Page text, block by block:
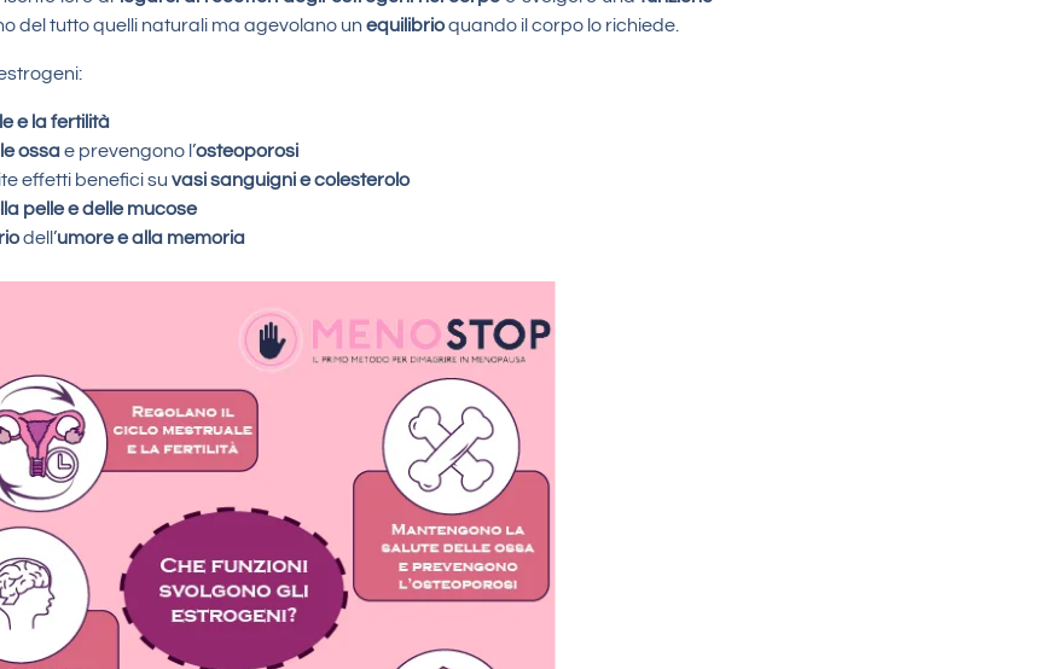
del tutto quelli naturali ma agevolano un equilibrioquando il corpo lo richiede.
e la fertilità
ossae prevengono l’osteoporosi
effetti benefici su vasi sanguigni e colesterolo
pelle e delle mucose
dell’umore e alla memoria